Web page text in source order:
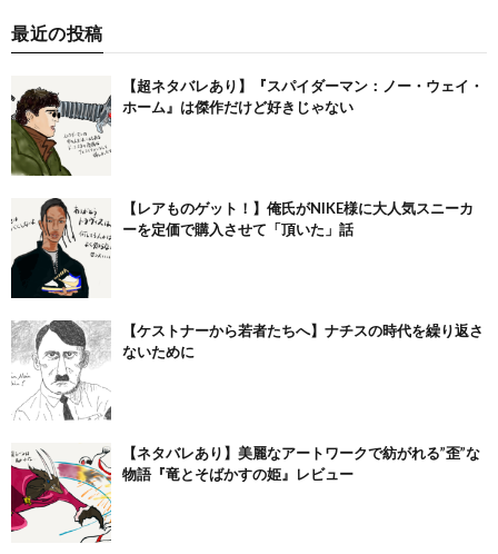
最近の投稿
【超ネタバレあり】『スパイダーマン：ノー・ウェイ・
ホーム』は傑作だけど好きじゃない
【レアものゲット！】俺氏がNIKE様に大人気スニーカ
ーを定価で購入させて「頂いた」話
【ケストナーから若者たちへ】ナチスの時代を繰り返さ
ないために
【ネタバレあり】美麗なアートワークで紡がれる”歪”な
物語『竜とそばかすの姫』レビュー